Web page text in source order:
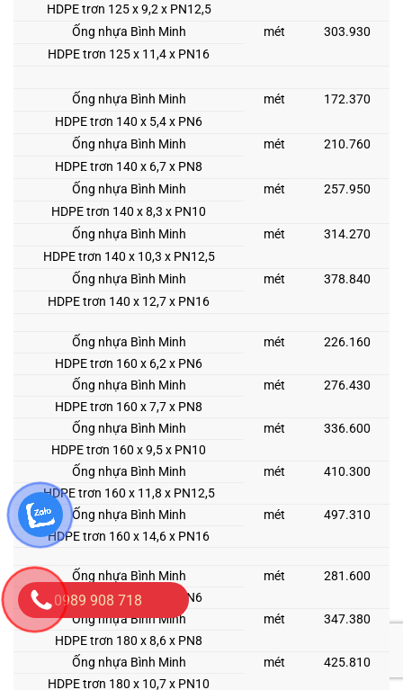
HDPE trơn 125 x 9,2 x PN12,5
Ống nhựa Bình Minh
mét
303.930
HDPE trơn 125 x 11,4 x PN16
Ống nhựa Bình Minh mét
172.370
HDPE trơn 140 x 5,4 x PN6
Ống nhựa Bình Minh
mét
210.760
HDPE trơn 140 x 6,7 x PN8
Ống nhựa Bình Minh
mét
257.950
HDPE trơn 140 x 8,3 x PN10
Ống nhựa Bình Minh
mét
314.270
HDPE trơn 140 x 10,3 x PN12,5
Ống nhựa Bình Minh
mét
378.840
HDPE trơn 140 x 12,7 x PN16
Ống nhựa Bình Minh mét
226.160
HDPE trơn 160 x 6,2 x PN6
Ống nhựa Bình Minh
mét
276.430
HDPE trơn 160 x 7,7 x PN8
Ống nhựa Bình Minh
mét
336.600
HDPE trơn 160 x 9,5 x PN10
Ống nhựa Bình Minh
mét
410.300
HDPE trơn 160 x 11,8 x PN12,5
Ống nhựa Bình Minh
mét
497.310
HDPE trơn 160 x 14,6 x PN16
Ống nhựa Bình Minh mét
281.600
HDPE trơn 180 x 6,9 x PN6
Ống nhựa Bình Minh
mét
347.380
HDPE trơn 180 x 8,6 x PN8
Ống nhựa Bình Minh
mét
425.810
HDPE trơn 180 x 10,7 x PN10
0989 908 718